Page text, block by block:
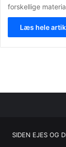
forskellige
Læs hele
SIDEN EJES OG